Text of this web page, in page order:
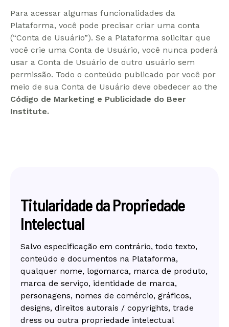
Para acessar algumas funcionalidades da
Plataforma, você pode precisar criar uma conta
(“Conta de Usuário”). Se a Plataforma solicitar que
você crie uma Conta de Usuário, você nunca poderá
usar a Conta de Usuário de outro usuário sem
permissão. Todo o conteúdo publicado por você por
meio de sua Conta de Usuário deve obedecer ao the
Código de Marketing e Publicidade do Beer
Institute.
Titularidade da Propriedade
Intelectual
Salvo especificação em contrário, todo texto,
conteúdo e documentos na Plataforma,
qualquer nome, logomarca, marca de produto,
marca de serviço, identidade de marca,
personagens, nomes de comércio, gráficos,
designs, direitos autorais / copyrights, trade
dress ou outra propriedade intelectual